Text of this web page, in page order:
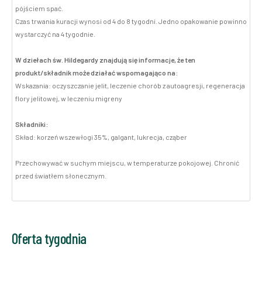
pójściem spać.
Czas trwania kuracji wynosi od 4 do 8 tygodni. Jedno opakowanie powinno
wystarczyć na 4 tygodnie.
W dziełach św. Hildegardy znajdują się informacje, że ten
produkt/składnik może działać wspomagająco na:
Wskazania: oczyszczanie jelit, leczenie chorób z autoagresji, regeneracja
flory jelitowej, w leczeniu migreny
Składniki:
Skład: korzeń wszewłogi 35%, galgant, lukrecja, cząber
Przechowywać w suchym miejscu, w temperaturze pokojowej. Chronić
przed światłem słonecznym.
Oferta tygodnia